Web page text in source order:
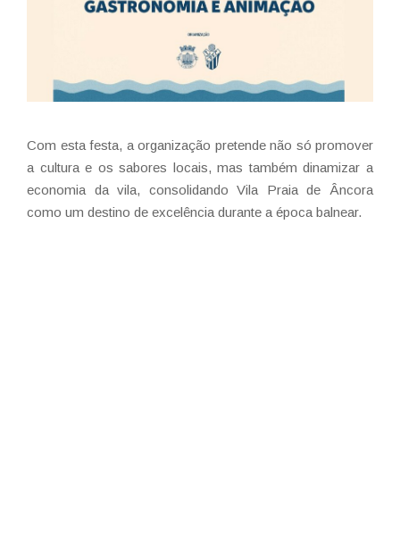
Com esta festa, a organização pretende não só promover
a cultura e os sabores locais, mas também dinamizar a
economia da vila, consolidando Vila Praia de Âncora
como um destino de excelência durante a época balnear.